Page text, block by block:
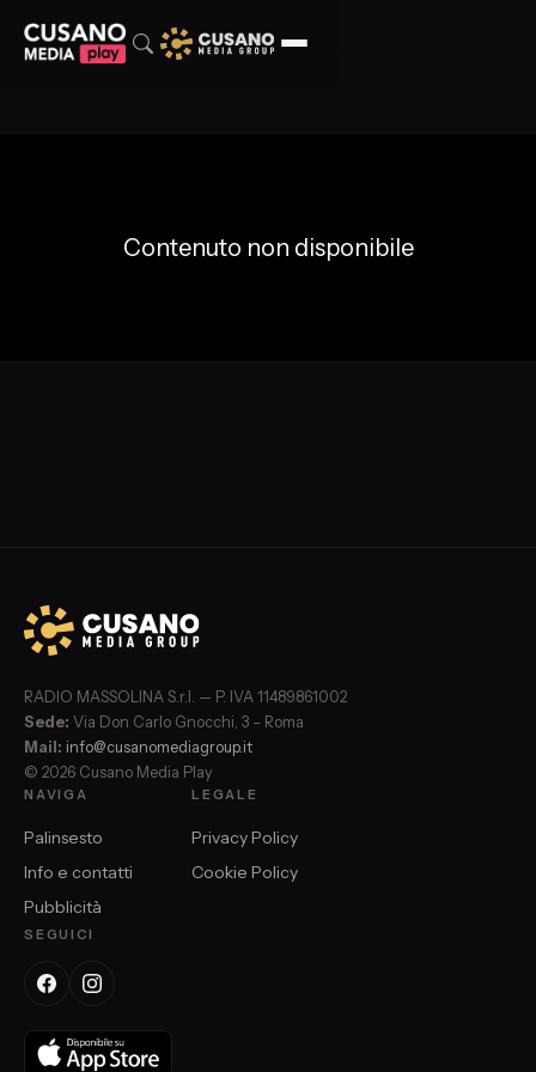
Contenuto non disponibile
RADIO MASSOLINA S.r.l. — P. IVA 11489861002
Sede: Via Don Carlo Gnocchi, 3 – Roma
Mail: info@cusanomediagroup.it
© 2026 Cusano Media Play
NAVIGA
Palinsesto
Info e contatti
Pubblicità
LEGALE
Privacy Policy
Cookie Policy
SEGUICI